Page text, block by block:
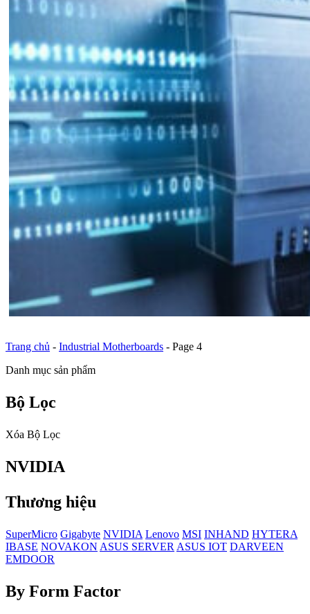
Trang chủ - Industrial Motherboards - Page 4
Danh mục sản phẩm
Bộ Lọc
Xóa Bộ Lọc
NVIDIA
Thương hiệu
SuperMicro Gigabyte NVIDIA Lenovo MSI INHAND HYTERA
IBASE NOVAKON ASUS SERVER ASUS IOT DARVEEN
EMDOOR
By Form Factor